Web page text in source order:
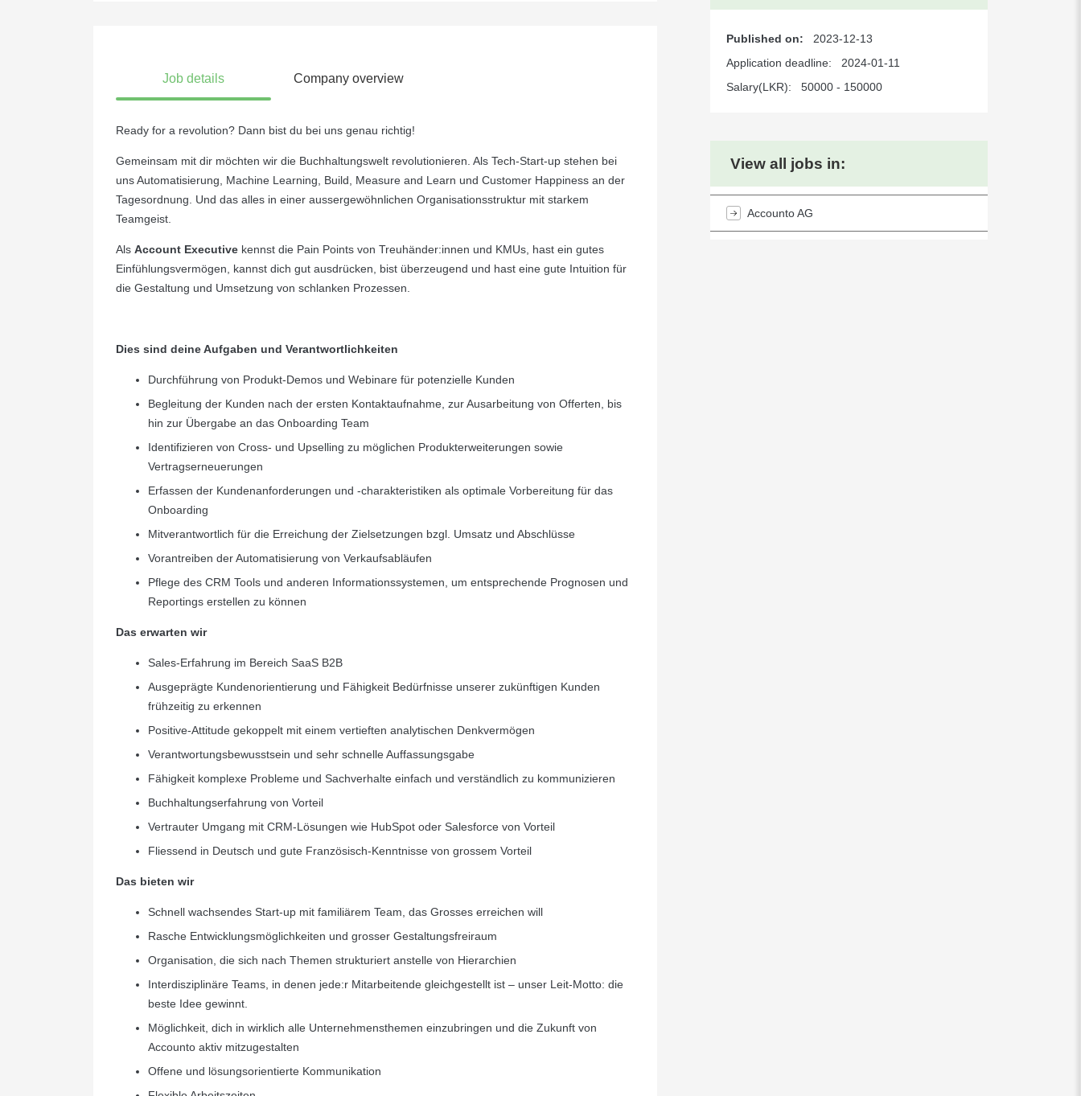
Job details Company overview
Ready for a revolution? Dann bist du bei uns genau richtig!
Gemeinsam mit dir möchten wir die Buchhaltungswelt revolutionieren. Als Tech-Start-up stehen bei
uns Automatisierung, Machine Learning, Build, Measure and Learn und Customer Happiness an der
Tagesordnung. Und das alles in einer aussergewöhnlichen Organisationsstruktur mit starkem
Teamgeist.
Als Account Executivekennst die Pain Points von Treuhänder:innen und KMUs, hast ein gutes
Einfühlungsvermögen, kannst dich gut ausdrücken, bist überzeugend und hast eine gute Intuition für
die Gestaltung und Umsetzung von schlanken Prozessen.
Dies sind deine Aufgaben und Verantwortlichkeiten
Durchführung von Produkt-Demos und Webinare für potenzielle Kunden
Begleitung der Kunden nach der ersten Kontaktaufnahme, zur Ausarbeitung von Offerten, bis
hin zur Übergabe an das Onboarding Team
Identifizieren von Cross- und Upselling zu möglichen Produkterweiterungen sowie
Vertragserneuerungen
Erfassen der Kundenanforderungen und -charakteristiken als optimale Vorbereitung für das
Onboarding
Mitverantwortlich für die Erreichung der Zielsetzungen bzgl. Umsatz und Abschlüsse
Vorantreiben der Automatisierung von Verkaufsabläufen
Pflege des CRM Tools und anderen Informationssystemen, um entsprechende Prognosen und
Reportings erstellen zu können
Das erwarten wir
Sales-Erfahrung im Bereich SaaS B2B
Ausgeprägte Kundenorientierung und Fähigkeit Bedürfnisse unserer zukünftigen Kunden
frühzeitig zu erkennen
Positive-Attitude gekoppelt mit einem vertieften analytischen Denkvermögen
Verantwortungsbewusstsein und sehr schnelle Auffassungsgabe
Fähigkeit komplexe Probleme und Sachverhalte einfach und verständlich zu kommunizieren
Buchhaltungserfahrung von Vorteil
Vertrauter Umgang mit CRM-Lösungen wie HubSpot oder Salesforce von Vorteil
Fliessend in Deutsch und gute Französisch-Kenntnisse von grossem Vorteil
Das bieten wir
Schnell wachsendes Start-up mit familiärem Team, das Grosses erreichen will
Rasche Entwicklungsmöglichkeiten und grosser Gestaltungsfreiraum
Organisation, die sich nach Themen strukturiert anstelle von Hierarchien
Interdisziplinäre Teams, in denen jede:r Mitarbeitende gleichgestellt ist – unser Leit-Motto: die
beste Idee gewinnt.
Möglichkeit, dich in wirklich alle Unternehmensthemen einzubringen und die Zukunft von
Accounto aktiv mitzugestalten
Offene und lösungsorientierte Kommunikation
Published on:
2023-12-13
Application deadline:
2024-01-11
Salary(LKR):
50000 - 150000
View all jobs in:
Accounto AG